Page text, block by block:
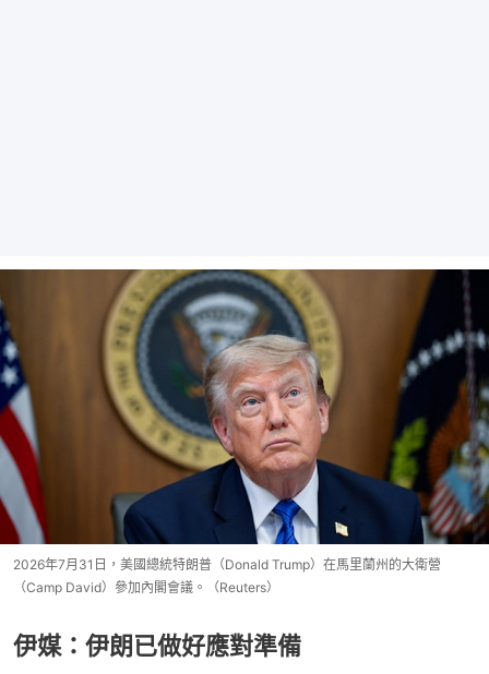
2026年7月31日，美國總統特朗普（Donald Trump）在馬里蘭州的大衛營
（Camp David）參加內閣會議。（Reuters）
伊媒：伊朗已做好應對準備